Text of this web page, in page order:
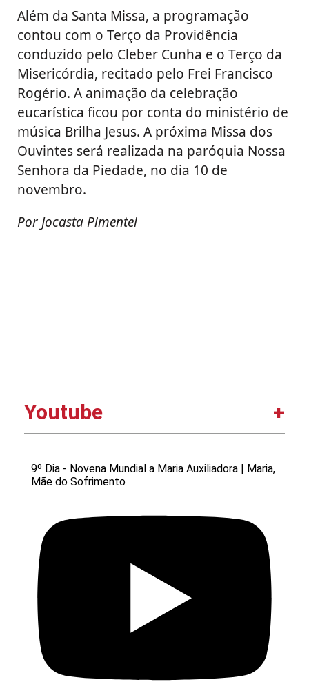
Além da Santa Missa, a programação
contou com o Terço da Providência
conduzido pelo Cleber Cunha e o Terço da
Misericórdia, recitado pelo Frei Francisco
Rogério. A animação da celebração
eucarística ficou por conta do ministério de
música Brilha Jesus. A próxima Missa dos
Ouvintes será realizada na paróquia Nossa
Senhora da Piedade, no dia 10 de
novembro.
Por Jocasta Pimentel
Youtube
9º Dia - Novena Mundial a Maria Auxiliadora | Maria,
Mãe do Sofrimento